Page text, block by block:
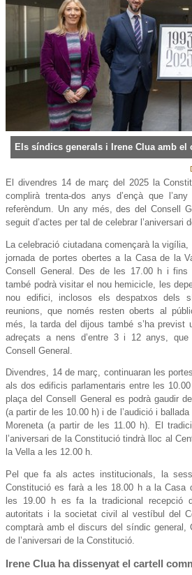
Els síndics generals i Irene Clua amb el
El divendres 14 de març del 2025 la
complirà trenta-dos anys d’ençà que
referèndum. Un any més, des del Consell
seguit d’actes per tal de celebrar l’aniversari
La celebració ciutadana començarà la
jornada de portes obertes a la Casa de la
Consell General. Des de les 17.00 h i
també podrà visitar el nou hemicicle, les
nou edifici, inclosos els despatxos dels
reunions, que només resten oberts al
més, la tarda del dijous també s’ha previst
adreçats a nens d’entre 3 i 12 anys,
Consell General.
Divendres, 14 de març, continuaran les
als dos edificis parlamentaris entre les
plaça del Consell General es podrà gaudir
(a partir de les 10.00 h) i de l’audició i
Moreneta (a partir de les 11.00 h). El
l’aniversari de la Constitució tindrà lloc al
la Vella a les 12.00 h.
Pel que fa als actes institucionals, la
Constitució es farà a les 18.00 h a la Casa
les 19.00 h es fa la tradicional recepció
autoritats i la societat civil al vestíbul del
comptarà amb el discurs del síndic general,
de l’aniversari de la Constitució.
Irene Clua ha dissenyat el cartell